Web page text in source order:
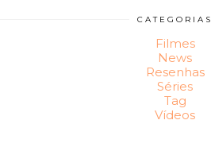
CATEGORIAS
Filmes
News
Resenhas
Séries
Tag
Vídeos